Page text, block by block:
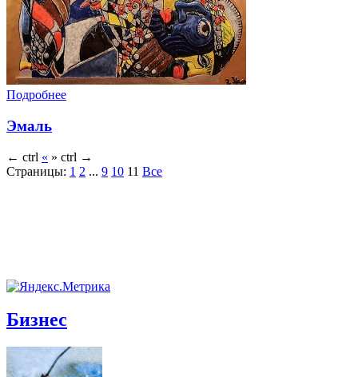
Подробнее
Эмаль
← ctrl « » ctrl →
Страницы: 1 2 ... 9 10 11 Все
Бизнес